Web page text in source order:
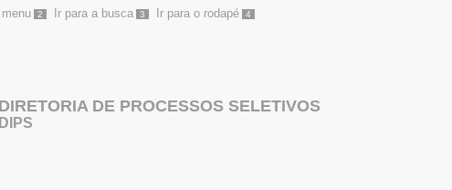
menu 2 Ir para a busca 3 Ir para o rodapé 4
DIRETORIA DE PROCESSOS SELETIVOS
DIPS